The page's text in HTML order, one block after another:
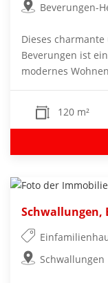
Beverungen-
Dieses
Beverungen ist
modernes
120 m²
Schwallungen,
Schwallungen